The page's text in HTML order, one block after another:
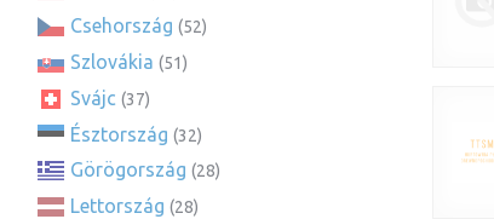
Csehország (52)
Szlovákia (51)
Svájc (37)
Észtország (32)
Görögország (28)
Lettország (28)